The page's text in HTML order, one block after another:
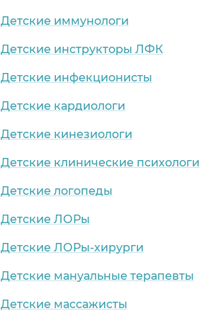
Детские иммунологи
Детские инструкторы ЛФК
Детские инфекционисты
Детские кардиологи
Детские кинезиологи
Детские клинические психологи
Детские логопеды
Детские ЛОРы
Детские ЛОРы-хирурги
Детские мануальные терапевты
Детские массажисты